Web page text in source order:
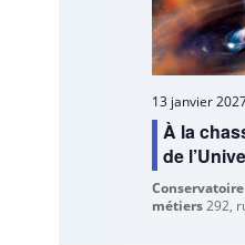
13 janvier
À la
de
métiers292,